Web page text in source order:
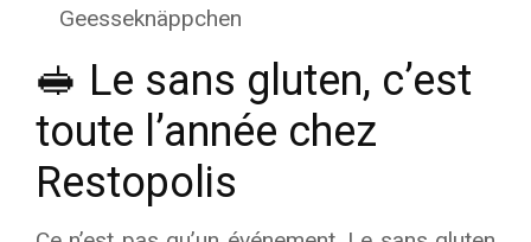
Geesseknäppchen
🥪 Le sans gluten, c’est
toute l’année chez
Restopolis